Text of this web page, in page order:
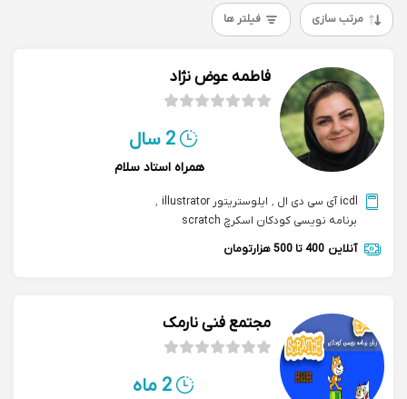
مرتب سازی فیلتر ها
فاطمه عوض نژاد
2 سال
همراه استاد سلام
icdl آی سی دی ال , ایلوستریتور illustrator
,
برنامه نویسی کودکان اسکرچ scratch
آنلاین 400 تا 500 هزارتومان
مجتمع فنی نارمک
2 ماه